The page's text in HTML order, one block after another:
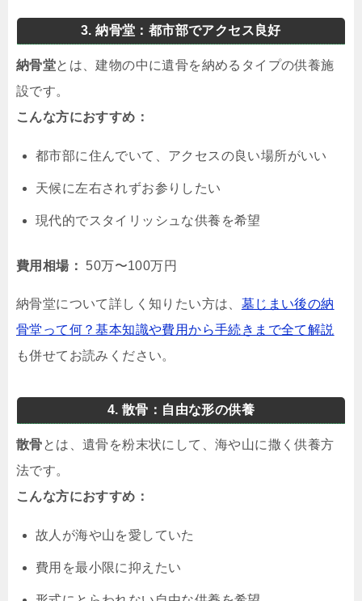
3. 納骨堂：都市部でアクセス良好
納骨堂とは、建物の中に遺骨を納めるタイプの供養施
設です。
こんな方におすすめ：
都市部に住んでいて、アクセスの良い場所がいい
天候に左右されずお参りしたい
現代的でスタイリッシュな供養を希望
費用相場： 50万〜100万円
納骨堂について詳しく知りたい方は、 墓じまい後の納
骨堂って何？基本知識や費用から手続きまで全て解説
も併せてお読みください。
4. 散骨：自由な形の供養
散骨とは、遺骨を粉末状にして、海や山に撒く供養方
法です。
こんな方におすすめ：
故人が海や山を愛していた
費用を最小限に抑えたい